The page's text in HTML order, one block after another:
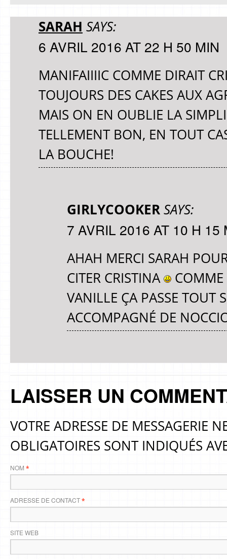
SARAH SAYS:
6 AVRIL 2016 AT 22 H 50 MIN
MANIFAIIIIC COMME DIRAIT
TOUJOURS DES CAKES AUX
MAIS ON EN OUBLIE LA
TELLEMENT BON, EN TOUT
LA BOUCHE!
GIRLYCOOKERSAYS:
7 AVRIL 2016 AT 10 H 15
AHAH MERCI SARAH
CITER CRISTINA
VANILLE ÇA PASSE TOUT
ACCOMPAGNÉ DE
LAISSER UN
VOTRE ADRESSE DE MESSAGERIE
OBLIGATOIRES SONT INDIQUÉS
NOM *
ADRESSE DE CONTACT*
SITE WEB